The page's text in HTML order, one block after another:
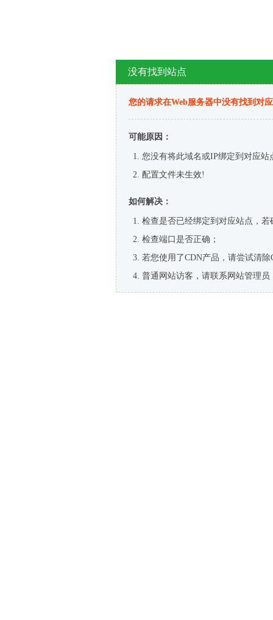
没有找到站点
您的请求在Web服务器中没有找到对
可能原因：
您没有将此域名或IP绑定到对应站
配置文件未生效!
如何解决：
检查是否已经绑定到对应站点，
检查端口是否正确；
若您使用了CDN产品，请尝试清除
普通网站访客，请联系网站管理员